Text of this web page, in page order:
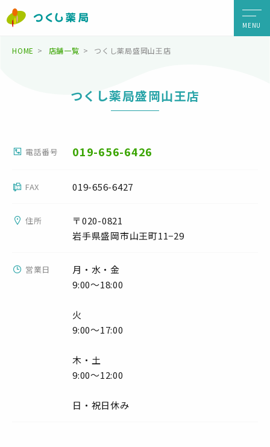
MENU
HOME 店舗一覧 つくし薬局盛岡山王店
つくし薬局盛岡山王店
電話番号 019-656-6426
FAX 019-656-6427
住所
〒020-0821
岩手県盛岡市山王町11−29
営業日
月・水・金
9:00～18:00
火
9:00～17:00
木・土
9:00～12:00
日・祝日休み